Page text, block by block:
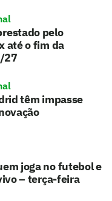
pelo
até o fim da
27
têm impasse
joga no futebol e
– terça-feira